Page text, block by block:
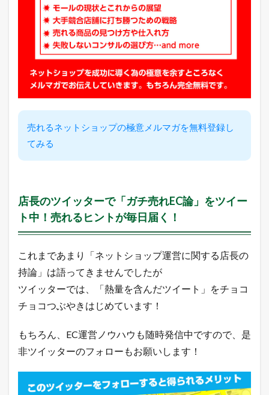
売れるネットショップの極意メルマガを無料登録し
てみる
店長のツイッターで「ガチ売れEC論」をツイー
ト中！売れるヒントが毎日届く！
これまであまり「ネットショップ運営に関する店長の
持論」は語ってきませんでしたが
ツイッターでは、「熱量を含んだツイート」をチョコ
チョコつぶやきはじめています！
もちろん、EC運営ノウハウも随時発信中ですので、是
非ツイッターのフォローもお願いします！